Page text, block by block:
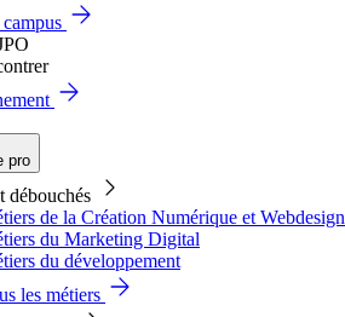
pro
débouchés
de la Création Numérique et Webdesign
du Marketing Digital
du développement
les métiers